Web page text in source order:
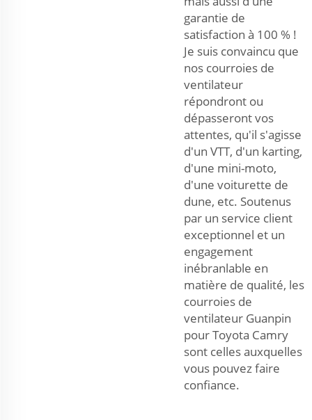
garantie de
satisfaction à 100 % !
Je suis convaincu que
nos courroies de
ventilateur
répondront ou
dépasseront vos
attentes, qu'il s'agisse
d'un VTT, d'un karting,
d'une mini-moto,
d'une voiturette de
dune, etc. Soutenus
par un service client
exceptionnel et un
engagement
inébranlable en
matière de qualité, les
courroies de
ventilateur Guanpin
pour Toyota Camry
sont celles auxquelles
vous pouvez faire
confiance.